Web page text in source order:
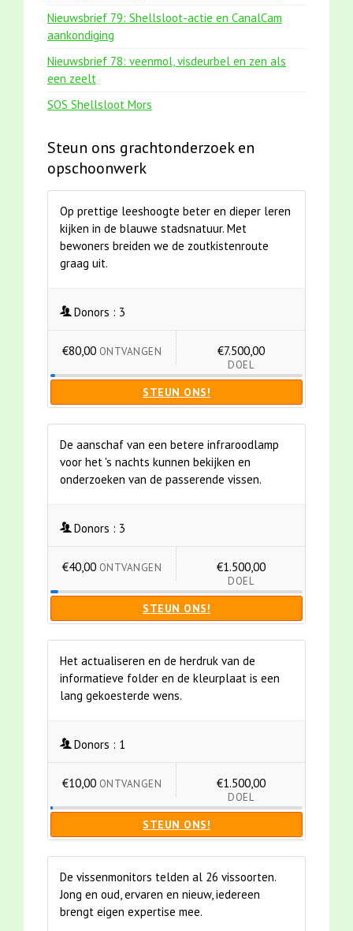
Nieuwsbrief 79: Shellsloot-actie en CanalCam
aankondiging
Nieuwsbrief 78: veenmol, visdeurbel en zen als
een zeelt
SOS Shellsloot Mors
Steun ons grachtonderzoek en
opschoonwerk
Op prettige leeshoogte beter en dieper leren
kijken in de blauwe stadsnatuur. Met
bewoners breiden we de zoutkistenroute
graag uit.
Donors : 3
€80,00 ONTVANGEN €7.500,00
DOEL
STEUN ONS!
De aanschaf van een betere infraroodlamp
voor het 's nachts kunnen bekijken en
onderzoeken van de passerende vissen.
Donors : 3
€40,00 ONTVANGEN €1.500,00
DOEL
STEUN ONS!
Het actualiseren en de herdruk van de
informatieve folder en de kleurplaat is een
lang gekoesterde wens.
Donors : 1
€10,00 ONTVANGEN €1.500,00
DOEL
STEUN ONS!
De vissenmonitors telden al 26 vissoorten.
Jong en oud, ervaren en nieuw, iedereen
brengt eigen expertise mee.